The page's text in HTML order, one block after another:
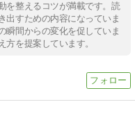
を整えるコツが満載です。読
出すための内容になっていま
瞬間からの変化を促していま
を提案しています。